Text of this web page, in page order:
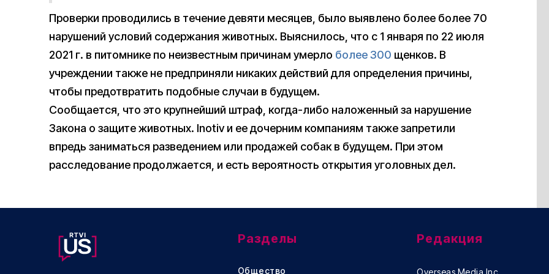
Проверки проводились в течение девяти месяцев, было выявлено более более 70
нарушений условий содержания животных. Выяснилось, что с 1 января по 22 июля
2021 г. в питомнике по неизвестным причинам умерло более 300 щенков. В
учреждении также не предприняли никаких действий для определения причины,
чтобы предотвратить подобные случаи в будущем.
Сообщается, что это крупнейший штраф, когда-либо наложенный за нарушение
Закона о защите животных. Inotiv и ее дочерним компаниям также запретили
впредь заниматься разведением или продажей собак в будущем. При этом
расследование продолжается, и есть вероятность открытия уголовных дел.
Разделы
Общество
Редакция